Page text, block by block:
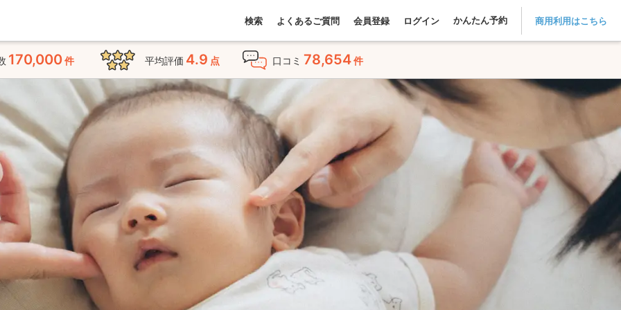
検索 よくあるご質問 会員登録 ログイン かんたん予約 商用利用はこちら
170,000件 平均評価 4.9 点 口コミ 78,654件